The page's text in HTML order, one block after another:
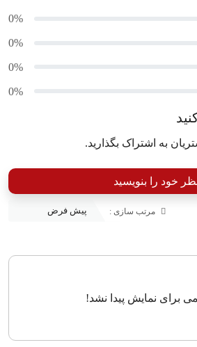
0%
0%
0%
0%
به اشتراک بگذارید.
خود را بنویسید
مرتب سازی :
برای نمایش پیدا نشد!